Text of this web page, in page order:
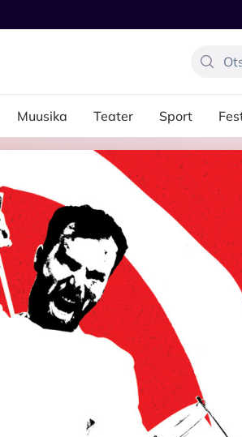
Muusika Teater Sport